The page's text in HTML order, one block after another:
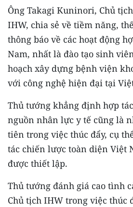
Ông Takagi Kuninori, Chủ
IHW, chia sẻ về tiềm năng,
thông báo về các hoạt động
Nam, nhất là đào tạo sinh
hoạch xây dựng bệnh viện
với công nghệ hiện đại tại
Thủ tướng khẳng định hợp
nguồn nhân lực y tế cũng là
tiên trong việc thúc đẩy, cụ
tác chiến lược toàn diện Việt
được thiết lập.
Thủ tướng đánh giá cao tình
Chủ tịch IHW trong việc thúc